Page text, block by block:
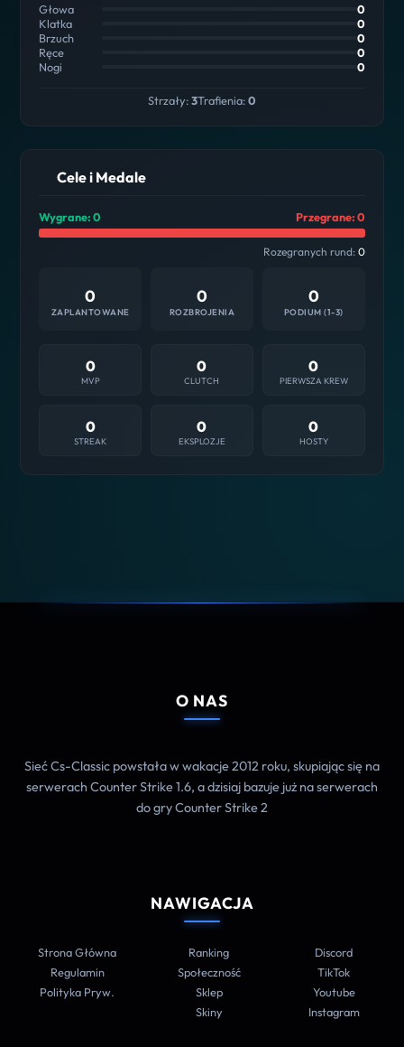
Głowa
0
Klatka
0
Brzuch
0
Ręce
0
Nogi
0
Strzały:3Trafienia:0
Cele i Medale
Wygrane: 0 Przegrane: 0
Rozegranych rund: 0
0
ZAPLANTOWANE
0
ROZBROJENIA
0
PODIUM (1-3)
0
MVP
0
CLUTCH
0
PIERWSZA KREW
0
STREAK
0
EKSPLOZJE
0
HOSTY
O NAS
Sieć Cs-Classic powstała w wakacje 2012 roku, skupiając się na
serwerach Counter Strike 1.6, a dzisiaj bazuje już na serwerach
do gry Counter Strike 2
NAWIGACJA
Strona Główna
Regulamin
Polityka Pryw.
Ranking
Społeczność
Sklep
Skiny
Discord
TikTok
Youtube
Instagram